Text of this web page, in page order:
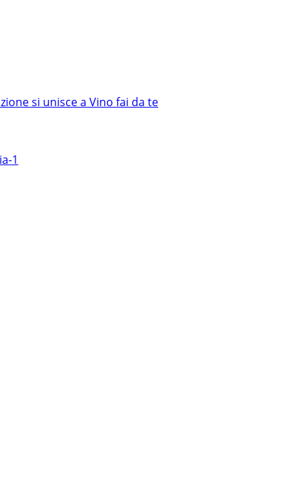
si unisce a Vino fai da te